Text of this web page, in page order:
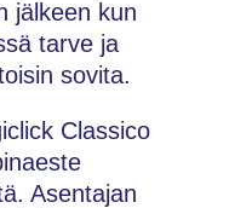
jälkeen kun
tarve ja
sovita.
Classico
Asentajan